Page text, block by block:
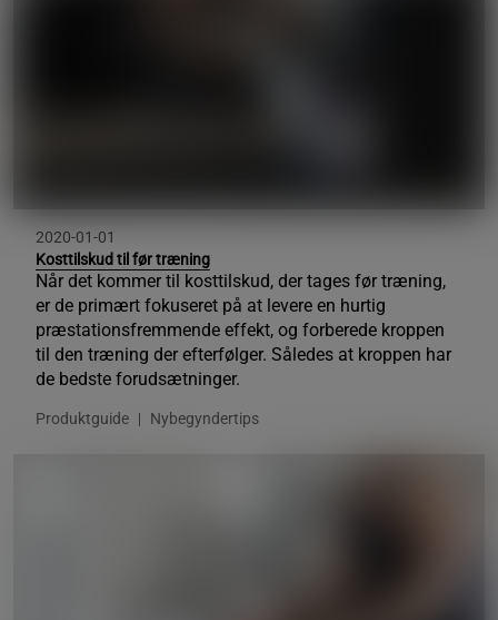
2020-01-01
Kosttilskud til før træning
Når det kommer til kosttilskud, der tages før træning,
er de primært fokuseret på at levere en hurtig
præstationsfremmende effekt, og forberede kroppen
til den træning der efterfølger. Således at kroppen har
de bedste forudsætninger.
Produktguide Nybegyndertips